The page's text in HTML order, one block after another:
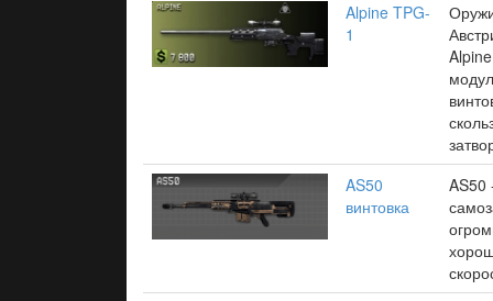
Alpine TPG-
1
AS50
винтовка
AS50